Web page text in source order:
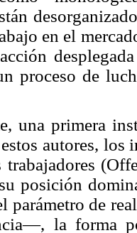
en el
proceso de
una primera
autores, los
trabajadores
posición
parámetro de
la forma